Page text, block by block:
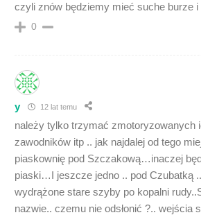
czyli znów będziemy mieć suche burze i
0
y 12 lat temu
należy tylko trzymać zmotoryzowanych
zawodników itp .. jak najdalej od tego
piaskownię pod Szczakową…inaczej
piaski…I jeszcze jedno .. pod Czubatką
wydrążone stare szyby po kopalni
nazwie.. czemu nie odsłonić ?.. wejścia